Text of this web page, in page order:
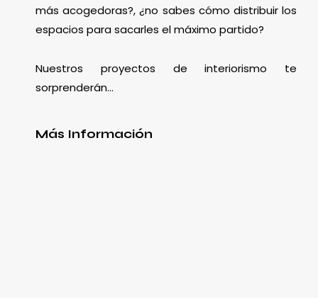
más acogedoras?, ¿no sabes cómo distribuir los
espacios para sacarles el máximo partido?
Nuestros proyectos de interiorismo te
sorprenderán…
Más Información